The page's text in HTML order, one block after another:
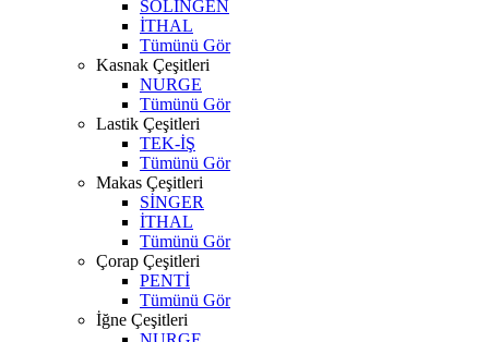
SOLİNGEN
İTHAL
Tümünü Gör
Kasnak Çeşitleri
NURGE
Tümünü Gör
Lastik Çeşitleri
TEK-İŞ
Tümünü Gör
Makas Çeşitleri
SİNGER
İTHAL
Tümünü Gör
Çorap Çeşitleri
PENTİ
Tümünü Gör
İğne Çeşitleri